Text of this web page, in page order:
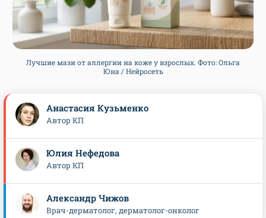
Лучшие мази от аллергии на коже у взрослых. Фото: Ольга
Юна / Нейросеть
Анастасия Кузьменко
Автор КП
Юлия Нефедова
Автор КП
Александр Чижов
Врач-дерматолог, дерматолог-онколог